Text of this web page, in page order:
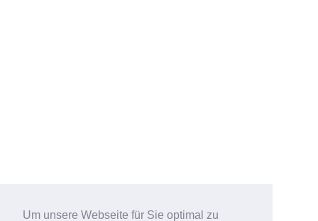
Um unsere Webseite für Sie optimal zu